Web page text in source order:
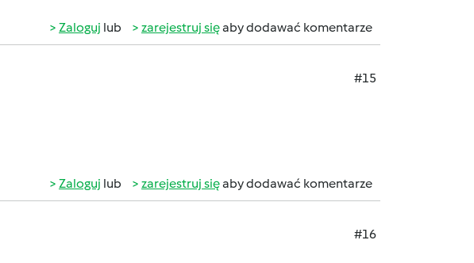
Zaloguj lub zarejestruj sięaby dodawać komentarze
#15
Zaloguj lub zarejestruj sięaby dodawać komentarze
#16